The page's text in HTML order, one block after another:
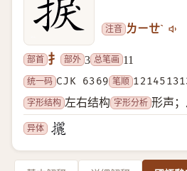
注音 ㄌㄧㄝˋ
部首 扌 部外 3 总笔画 11
统一码 CJK 6369 笔顺
字形结构 左右结构 字形分析 形声
异体